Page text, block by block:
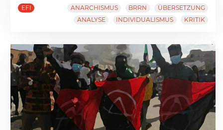
EFI ANARCHISMUS BRRN
ÜBERSETZUNG
ANALYSE
INDIVIDUALISMUS KRITIK